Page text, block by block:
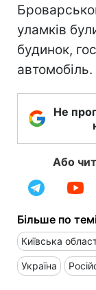
уламків
будинок,
автомобіль.
Не
Або
Більше по
Київська
Україна